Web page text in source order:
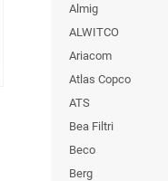
Almig
ALWITCO
Ariacom
Atlas Copco
ATS
Bea Filtri
Beco
Berg